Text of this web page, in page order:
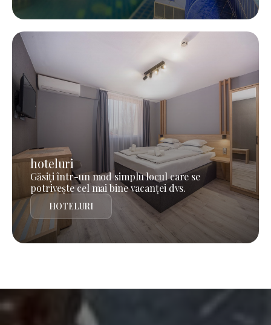
hoteluri
Găsiți într-un mod simplu locul care se
potrivește cel mai bine vacanței dvs.
HOTELURI